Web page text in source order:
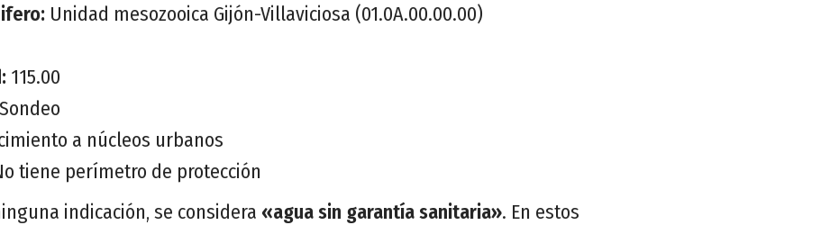
Unidad mesozooica Gijón-Villaviciosa (01.0A.00.00.00)
115.00
Sondeo
a núcleos urbanos
tiene perímetro de protección
indicación, se considera «agua sin garantía sanitaria». En estos